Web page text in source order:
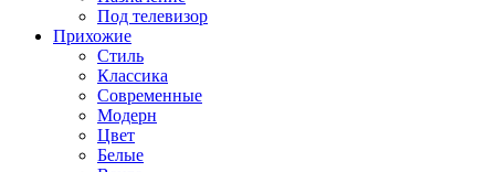
Под телевизор
Прихожие
Стиль
Классика
Современные
Модерн
Цвет
Белые